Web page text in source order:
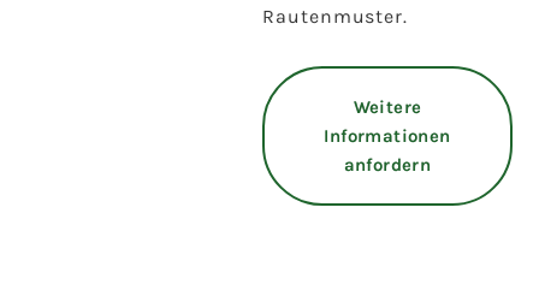
Rautenmuster.
Weitere
Informationen
anfordern